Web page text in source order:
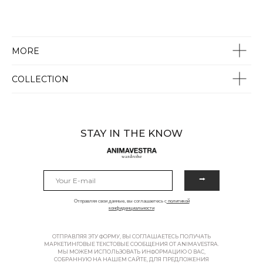
MORE
COLLECTION
⭢
Отправляя свои данные, вы соглашаетесь сполитикой
конфиденциальности
STAY IN THE KNOW
ОТПРАВЛЯЯ ЭТУ ФОРМУ, ВЫ СОГЛАШАЕТЕСЬ ПОЛУЧАТЬ
МАРКЕТИНГОВЫЕ ТЕКСТОВЫЕ СООБЩЕНИЯ ОТ ANIMAVESTRA.
МЫ МОЖЕМ ИСПОЛЬЗОВАТЬ ИНФОРМАЦИЮ О ВАС,
СОБРАННУЮ НА НАШЕМ САЙТЕ, ДЛЯ ПРЕДЛОЖЕНИЯ